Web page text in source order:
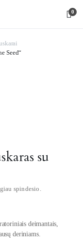
0
Seed“
su
spindesio.
deimantais,
deriniams.